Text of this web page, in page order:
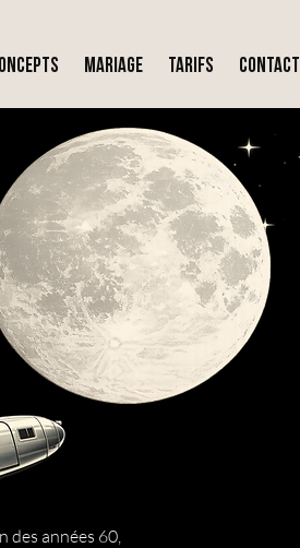
MARIAGE TARIFS CONTACT
des années 60,